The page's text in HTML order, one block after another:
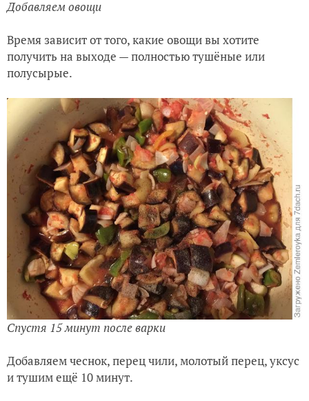
Добавляем овощи
Время зависит от того, какие овощи вы хотите
получить на выходе — полностью тушёные или
полусырые.
Спустя 15 минут после варки
Добавляем чеснок, перец чили, молотый перец, уксус
и тушим ещё 10 минут.